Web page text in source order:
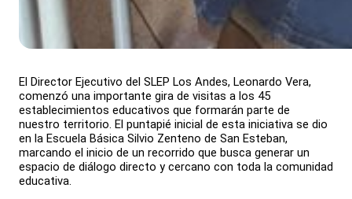
El Director Ejecutivo del SLEP Los Andes, Leonardo Vera,
comenzó una importante gira de visitas a los 45
establecimientos educativos que formarán parte de
nuestro territorio. El puntapié inicial de esta iniciativa se dio
en la Escuela Básica Silvio Zenteno de San Esteban,
marcando el inicio de un recorrido que busca generar un
espacio de diálogo directo y cercano con toda la comunidad
educativa.